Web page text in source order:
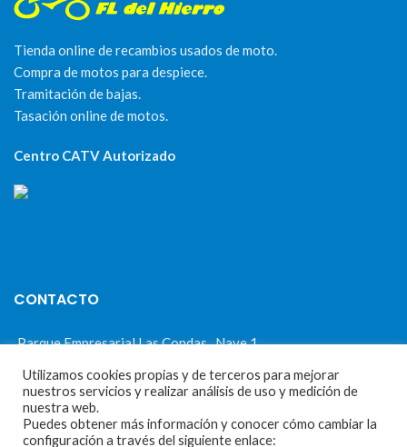
Tienda online de recambios usados de moto.
Compra de motos para despiece.
Tramitación de bajas.
Tasación online de motos.
Centro CATV Autorizado
CONTACTO
Parque Empresarial Las Condas , Nave 1
05440 Piedralaves-Ávila
603 57 44 50
info@motorecambiosfldelhierro.com
Utilizamos cookies propias y de terceros para mejorar
nuestros servicios y realizar análisis de uso y medición de
nuestra web.
Puedes obtener más información y conocer cómo cambiar la
configuración a través del siguiente enlace: